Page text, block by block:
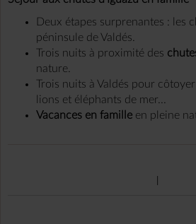
Deux étapes surprenantes : les
péninsule de Valdés.
Trois nuits à proximité des
nature.
Trois nuits à Valdés pour
lions et éléphants de mer...
Vacances en famille en pleine